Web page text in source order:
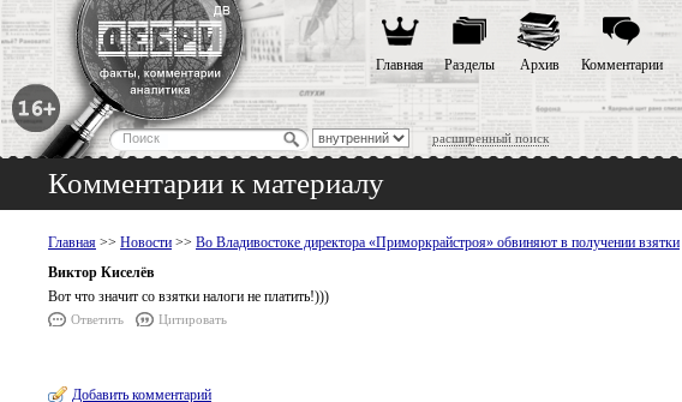
расширенный поиск
Главная Разделы Архив Комментарии
Комментарии к материалу
Главная >> Новости >> Во Владивостоке директора «Приморкрайстроя» обвиняют в получении взятки
Виктор Киселёв
Вот что значит со взятки налоги не платить!)))
Ответить Цитировать
Добавить комментарий